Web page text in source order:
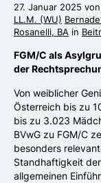
27. Januar 2025 von
LL.M. (WU)
Rosanelli, BA in
FGM/C als
der
Von weiblicher
Österreich bis zu
bis zu 3.023
BVwG zu FGM/C
besonders
Standhaftigkeit
allgemeinen